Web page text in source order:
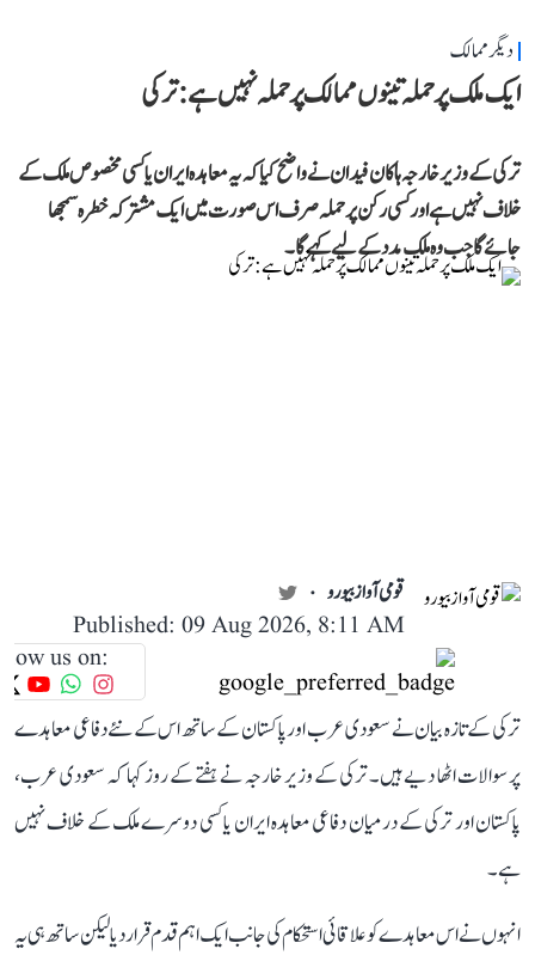
دیگر ممالک
ایک ملک پر حملہ تینوں ممالک پر حملہ نہیں ہے: ترکی
ترکی کے وزیر خارجہ ہاکان فیدان نے واضح کیا کہ یہ معاہدہ ایران یا کسی مخصوص ملک کے
خلاف نہیں ہے اور کسی رکن پر حملہ صرف اس صورت میں ایک مشترکہ خطرہ سمجھا
جائے گا جب وہ ملک مدد کے لیے کہے گا۔
قومی آواز بیورو
Published: 09 Aug 2026, 8:11 AM
us on:
ترکی کے تازہ بیان نے سعودی عرب اور پاکستان کے ساتھ اس کے نئے دفاعی معاہدے
پر سوالات اٹھا دیے ہیں۔ ترکی کے وزیر خارجہ نے ہفتے کے روز کہا کہ سعودی عرب،
پاکستان اور ترکی کے درمیان دفاعی معاہدہ ایران یا کسی دوسرے ملک کے خلاف نہیں
ہے۔
انہوں نے اس معاہدے کو علاقائی استحکام کی جانب ایک اہم قدم قرار دیا لیکن ساتھ ہی یہ